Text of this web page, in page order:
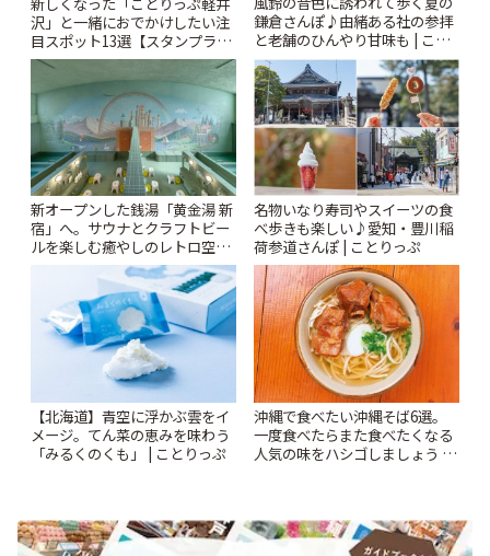
沢」と一緒におでかけしたい注
目スポット13選【スタンプラリ
ー開催中】 | ことりっぷ
鎌倉さんぽ♪由緒ある社の参拝
と老舗のひんやり甘味も | こと
りっぷ
新オープンした銭湯「黄金湯 新
宿」へ。サウナとクラフトビー
ルを楽しむ癒やしのレトロ空間
| ことりっぷ
名物いなり寿司やスイーツの食
べ歩きも楽しい♪愛知・豊川稲
荷参道さんぽ | ことりっぷ
【北海道】青空に浮かぶ雲をイ
メージ。てん菜の恵みを味わう
「みるくのくも」 | ことりっぷ
沖縄で食べたい沖縄そば6選。
一度食べたらまた食べたくなる
人気の味をハシゴしましょう |